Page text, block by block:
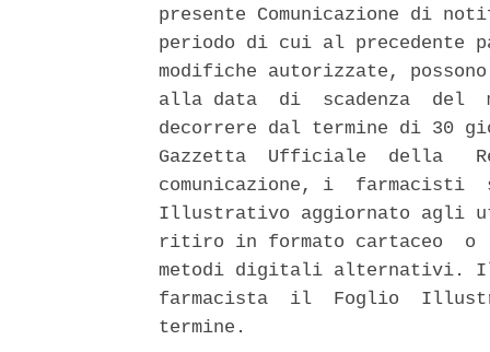
presente Comunicazione di
periodo di cui al precedente
modifiche autorizzate,
alla data  di  scadenza  del
decorrere dal termine di 30
Gazzetta  Ufficiale  della
comunicazione, i  farmacisti
Illustrativo aggiornato agli
ritiro in formato cartaceo
metodi digitali alternativi.
farmacista  il  Foglio
termine.